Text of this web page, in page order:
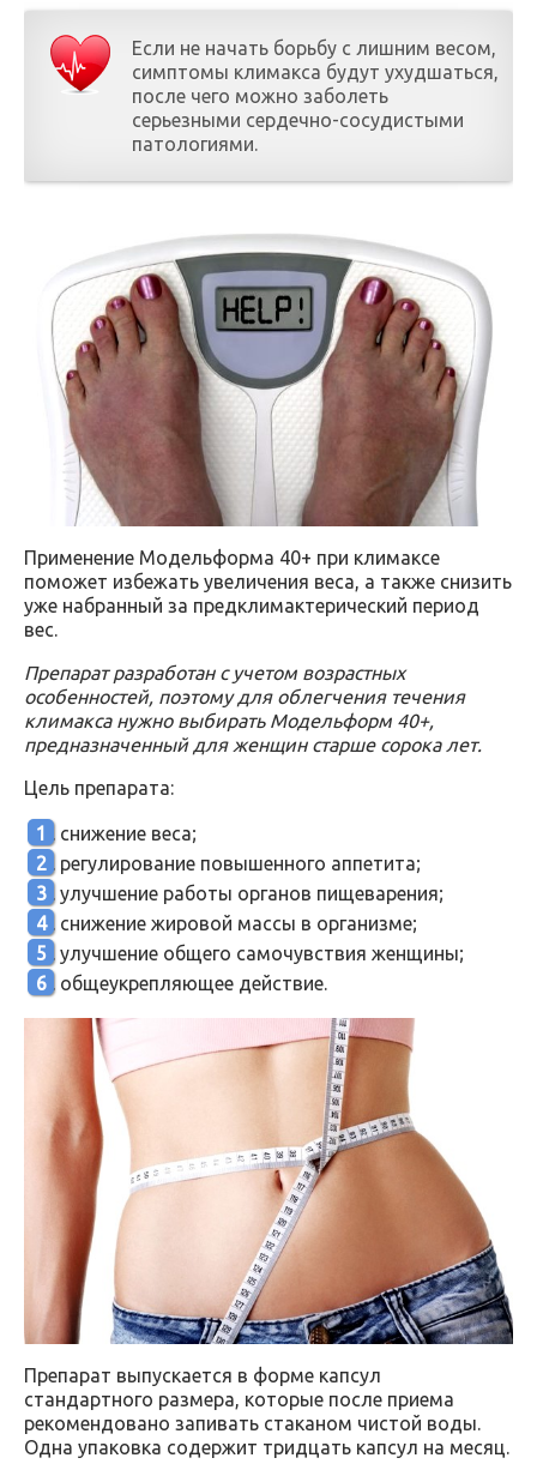
Если не начать борьбу с лишним весом,
симптомы климакса будут ухудшаться,
после чего можно заболеть
серьезными сердечно-сосудистыми
патологиями.
Применение Модельформа 40+ при климаксе
поможет избежать увеличения веса, а также снизить
уже набранный за предклимактерический период
вес.
Препарат разработан с учетом возрастных
особенностей, поэтому для облегчения течения
климакса нужно выбирать Модельформ 40+,
предназначенный для женщин старше сорока лет.
Цель препарата:
снижение веса;
регулирование повышенного аппетита;
улучшение работы органов пищеварения;
снижение жировой массы в организме;
улучшение общего самочувствия женщины;
общеукрепляющее действие.
Препарат выпускается в форме капсул
стандартного размера, которые после приема
рекомендовано запивать стаканом чистой воды.
Одна упаковка содержит тридцать капсул на месяц.